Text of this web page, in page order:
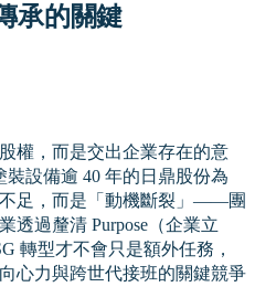
承的關鍵
權，而是交出企業存在的意
設備逾 40 年的日鼎股份為
足，而是「動機斷裂」——團
透過釐清 Purpose（企業立
轉型才不會只是額外任務，
心力與跨世代接班的關鍵競爭